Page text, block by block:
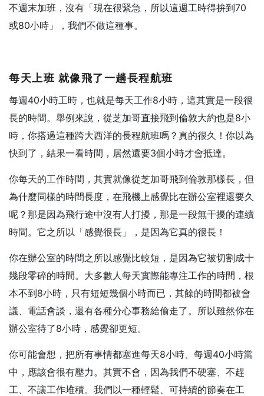
不週末加班，沒有「現在很緊急，所以這週工時得拚到70
或80小時」，我們不做這種事。
每天上班 就像飛了一趟長程航班
每週40小時工時，也就是每天工作8小時，這其實是一段很
長的時間。舉例來說，從芝加哥直接飛到倫敦大約也是8小
時，你搭過這種跨大西洋的長程航班嗎？真的很久！你以為
快到了，結果一看時間，居然還要3個小時才會抵達。
你每天的工作時間，其實就像從芝加哥飛到倫敦那樣長，但
為什麼同樣的時間長度，在飛機上感覺比在辦公室裡還要久
呢？那是因為飛行途中沒有人打擾，那是一段無干擾的連續
時間。它之所以「感覺很長」，是因為它真的很長！
你在辦公室的時間之所以感覺比較短，是因為它被切割成十
幾段零碎的時間。大多數人每天實際能專注工作的時間，根
本不到8小時，只有短短幾個小時而已，其餘的時間都被會
議、電話會談，還有各種分心事務給偷走了。所以雖然你在
辦公室待了8小時，感覺卻更短。
你可能會想，把所有事情都塞進每天8小時、每週40小時當
中，應該會很有壓力。其實不會，因為我們不硬塞、不趕
工、不讓工作堆積。我們以一種輕鬆、可持續的節奏在工